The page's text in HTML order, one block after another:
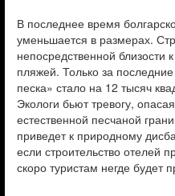
В последнее время
уменьшается в размерах.
непосредственной
пляжей. Только за
песка» стало на 12 тысяч
Экологи бьют тревогу,
естественной песчаной
приведет к природному
если строительство отелей
скоро туристам негде будет